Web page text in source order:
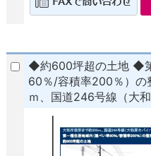
◆約600坪超の土地 ◆
60％/容積率200％）
ｍ、国道246号線（大